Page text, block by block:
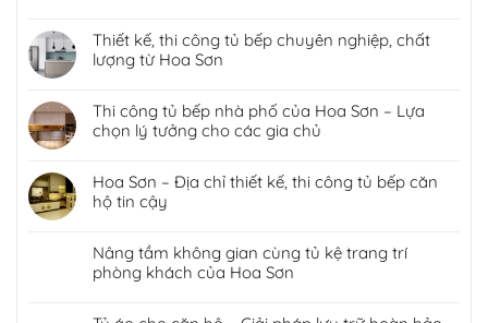
Thiết kế, thi công tủ bếp chuyên nghiệp, chất
lượng từ Hoa Sơn
Thi công tủ bếp nhà phố của Hoa Sơn – Lựa
chọn lý tưởng cho các gia chủ
Hoa Sơn – Địa chỉ thiết kế, thi công tủ bếp căn
hộ tin cậy
Nâng tầm không gian cùng tủ kệ trang trí
phòng khách của Hoa Sơn